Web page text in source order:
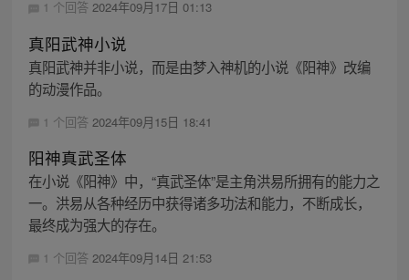
1 个回答 2024年09月17日 01:13
真阳武神小说
真阳武神并非小说，而是由梦入神机的小说《阳神》改编
的动漫作品。
1 个回答 2024年09月15日 18:41
阳神真武圣体
在小说《阳神》中，“真武圣体”是主角洪易所拥有的能力之
一。洪易从各种经历中获得诸多功法和能力，不断成长，
最终成为强大的存在。
1 个回答 2024年09月14日 21:53